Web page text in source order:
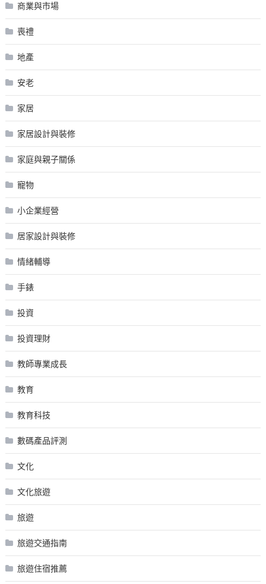
商業與市場
喪禮
地產
安老
家居
家居設計與裝修
家庭與親子關係
寵物
小企業經營
居家設計與裝修
情緒輔導
手錶
投資
投資理財
教師專業成長
教育
教育科技
數碼產品評測
文化
文化旅遊
旅遊
旅遊交通指南
旅遊住宿推薦